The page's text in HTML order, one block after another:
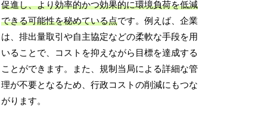
促進し、より効率的かつ効果的に環境負荷を低減
できる可能性を秘めている点です。例えば、企業
は、排出量取引や自主協定などの柔軟な手段を用
いることで、コストを抑えながら目標を達成する
ことができます。また、規制当局による詳細な管
理が不要となるため、行政コストの削減にもつな
がります。